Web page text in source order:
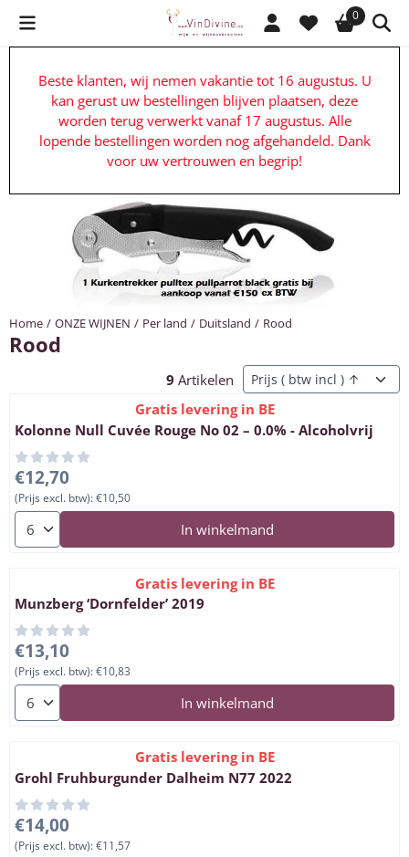
Cookievoorkeuren zijn beschikbaar. Kies instellingen of sta alle
0
Beste klanten, wij nemen vakantie tot 16 augustus. U
kan gerust uw bestellingen blijven plaatsen, deze
worden terug verwerkt vanaf 17 augustus. Alle
lopende bestellingen worden nog afgehandeld. Dank
voor uw vertrouwen en begrip!
Home / ONZE WIJNEN / Per land / Duitsland / Rood
Rood
9 Artikelen Sorteermethode
Gratis levering in BE
Kolonne Null Cuvée Rouge No 02 – 0.0% - Alcoholvrij
Prijs: 12,70, exclusief btw: 10,50
€12,70
(Prijs excl. btw):€10,50
Aantal kiezen voor Kolonne Null Cuvée Rouge No 02 – 0.0% -
In winkelmand
Gratis levering in BE
Munzberg ‘Dornfelder’ 2019
Prijs: 13,10, exclusief btw: 10,83
€13,10
(Prijs excl. btw):€10,83
Aantal kiezen voor Munzberg ‘Dornfelder’ 2019
In winkelmand
Gratis levering in BE
Grohl Fruhburgunder Dalheim N77 2022
Prijs: 14,00, exclusief btw: 11,57
€14,00
(Prijs excl. btw):€11,57